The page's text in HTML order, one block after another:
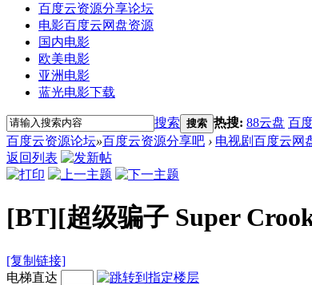
百度云资源分享论坛
电影百度云网盘资源
国内电影
欧美电影
亚洲电影
蓝光电影下载
搜索 搜索 热搜: 88云盘 百
百度云资源论坛»百度云资源分享吧 › 电视剧百度云网
返回列表
[BT][超级骗子 Super
[复制链接]
电梯直达